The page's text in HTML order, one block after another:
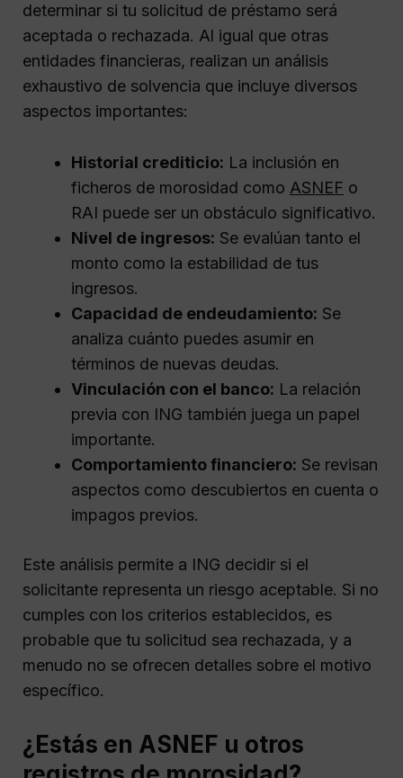
determinar si tu solicitud de préstamo será
aceptada o rechazada. Al igual que otras
entidades financieras, realizan un análisis
exhaustivo de solvencia que incluye diversos
aspectos importantes:
Historial crediticio: La inclusión en
ficheros de morosidad como ASNEF o
RAI puede ser un obstáculo significativo.
Nivel de ingresos: Se evalúan tanto el
monto como la estabilidad de tus
ingresos.
Capacidad de endeudamiento: Se
analiza cuánto puedes asumir en
términos de nuevas deudas.
Vinculación con el banco: La relación
previa con ING también juega un papel
importante.
Comportamiento financiero: Se revisan
aspectos como descubiertos en cuenta o
impagos previos.
Este análisis permite a ING decidir si el
solicitante representa un riesgo aceptable. Si no
cumples con los criterios establecidos, es
probable que tu solicitud sea rechazada, y a
menudo no se ofrecen detalles sobre el motivo
específico.
¿Estás en ASNEF u otros